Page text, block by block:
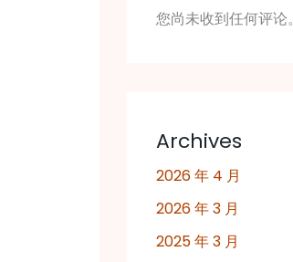
您尚未收到任何评论。
Archives
2026 年 4 月
2026 年 3 月
2025 年 3 月